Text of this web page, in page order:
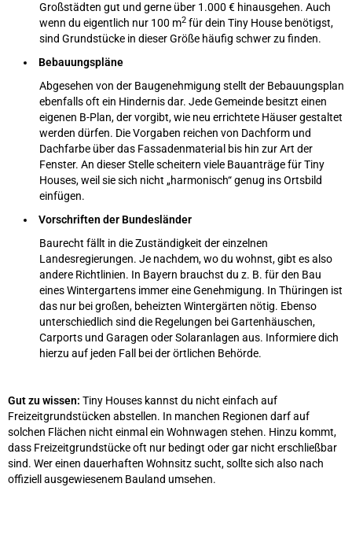
Großstädten gut und gerne über 1.000 € hinausgehen. Auch
wenn du eigentlich nur 100 m2 für dein Tiny House benötigst,
sind Grundstücke in dieser Größe häufig schwer zu finden.
Bebauungspläne
Abgesehen von der Baugenehmigung stellt der Bebauungsplan
ebenfalls oft ein Hindernis dar. Jede Gemeinde besitzt einen
eigenen B-Plan, der vorgibt, wie neu errichtete Häuser gestaltet
werden dürfen. Die Vorgaben reichen von Dachform und
Dachfarbe über das Fassadenmaterial bis hin zur Art der
Fenster. An dieser Stelle scheitern viele Bauanträge für Tiny
Houses, weil sie sich nicht „harmonisch“ genug ins Ortsbild
einfügen.
Vorschriften der Bundesländer
Baurecht fällt in die Zuständigkeit der einzelnen
Landesregierungen. Je nachdem, wo du wohnst, gibt es also
andere Richtlinien. In Bayern brauchst du z. B. für den Bau
eines Wintergartens immer eine Genehmigung. In Thüringen ist
das nur bei großen, beheizten Wintergärten nötig. Ebenso
unterschiedlich sind die Regelungen bei Gartenhäuschen,
Carports und Garagen oder Solaranlagen aus. Informiere dich
hierzu auf jeden Fall bei der örtlichen Behörde.
Gut zu wissen: Tiny Houses kannst du nicht einfach auf
Freizeitgrundstücken abstellen. In manchen Regionen darf auf
solchen Flächen nicht einmal ein Wohnwagen stehen. Hinzu kommt,
dass Freizeitgrundstücke oft nur bedingt oder gar nicht erschließbar
sind. Wer einen dauerhaften Wohnsitz sucht, sollte sich also nach
offiziell ausgewiesenem Bauland umsehen.